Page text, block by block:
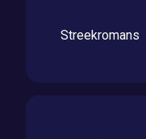
Streekromans